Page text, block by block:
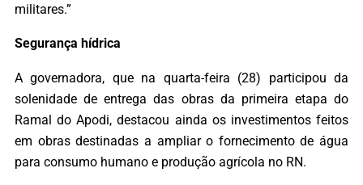
militares.”
Segurança hídrica
A governadora, que na quarta-feira (28) participou da
solenidade de entrega das obras da primeira etapa do
Ramal do Apodi, destacou ainda os investimentos feitos
em obras destinadas a ampliar o fornecimento de água
para consumo humano e produção agrícola no RN.